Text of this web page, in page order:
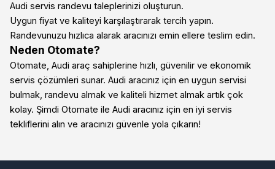
Audi servis randevu taleplerinizi oluşturun.
Uygun fiyat ve kaliteyi karşılaştırarak tercih yapın.
Randevunuzu hızlıca alarak aracınızı emin ellere teslim edin.
Neden Otomate?
Otomate, Audi araç sahiplerine hızlı, güvenilir ve ekonomik
servis çözümleri sunar. Audi aracınız için en uygun servisi
bulmak, randevu almak ve kaliteli hizmet almak artık çok
kolay. Şimdi Otomate ile Audi aracınız için en iyi servis
tekliflerini alın ve aracınızı güvenle yola çıkarın!